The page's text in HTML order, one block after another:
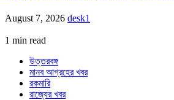
August 7, 2026 desk1
1 min read
উত্তরবঙ্গ
মানব আগ্রহের খবর
রকমারি
রাজ্যের খবর